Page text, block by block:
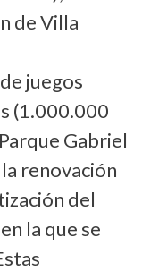
de Villa
juegos
(1.000.000
Gabriel
renovación
del
la que se